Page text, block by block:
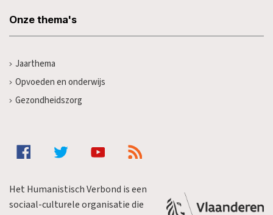
Onze thema's
Jaarthema
Opvoeden en onderwijs
Gezondheidszorg
Het Humanistisch Verbond is een
sociaal-culturele organisatie die